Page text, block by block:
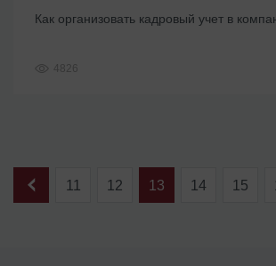
Как организовать кадровый учет в
4826
11 12 13 14 15